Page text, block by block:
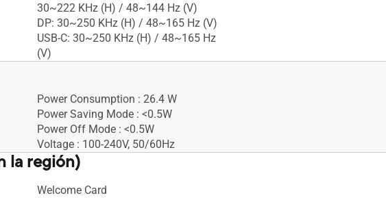
30~222 KHz (H) / 48~144 Hz (V)
DP: 30~250 KHz (H) / 48~165 Hz (V)
USB-C: 30~250 KHz (H) / 48~165 Hz
(V)
Power Consumption : 26.4 W
Power Saving Mode : <0.5W
Power Off Mode : <0.5W
Voltage : 100-240V, 50/60Hz
la región)
Welcome Card